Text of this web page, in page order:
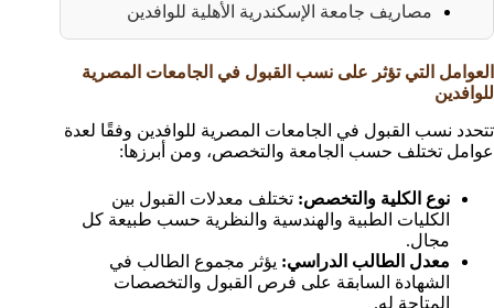
مصاريف جامعة الإسكندرية الأهلية للوافدين
العوامل التي تؤثر على نسب القبول في الجامعات المصرية
للوافدين
تتحدد نسب القبول في الجامعات المصرية للوافدين وفقًا لعدة
عوامل تختلف حسب الجامعة والتخصص، ومن أبرزها:
نوع الكلية والتخصص: تختلف معدلات القبول بين
الكليات الطبية والهندسية والنظرية حسب طبيعة كل
مجال.
معدل الطالب الدراسي: يؤثر مجموع الطالب في
الشهادة السابقة على فرص القبول والتخصصات
المتاحة له.